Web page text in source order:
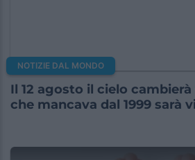
NOTIZIE DAL MONDO
Il 12 agosto il cielo
che mancava dal 1999 sarà